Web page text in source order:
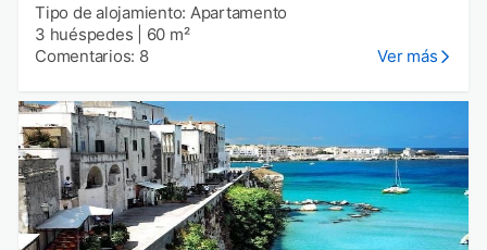
Tipo de alojamiento: Apartamento
3 huéspedes
60 m²
Comentarios: 8
Ver más